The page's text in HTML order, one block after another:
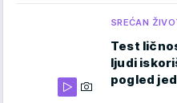
SREĆAN
Test
ljudi
pogled